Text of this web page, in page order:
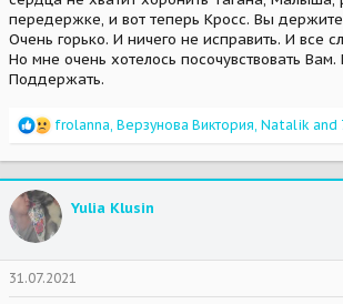
передержке, и вот теперь Кросс. Вы
Очень горько. И ничего не исправить. И все
Но мне очень хотелось посочувствовать Вам.
Поддержать.
R
a
c
t
o
s
:
frolanna, Верзунова Виктория, Natalik and
Yulia Klusin
31.07.2021